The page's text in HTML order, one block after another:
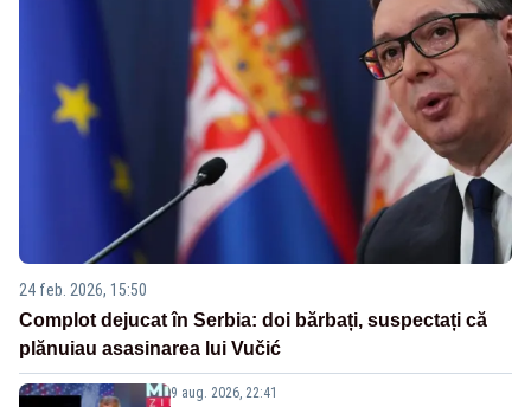
24 feb. 2026, 15:50
Complot dejucat în Serbia: doi bărbați, suspectați că
plănuiau asasinarea lui Vučić
9 aug. 2026, 22:41